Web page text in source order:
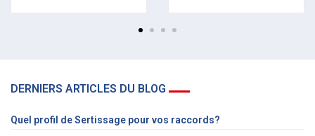
DERNIERS ARTICLES DU BLOG
Quel profil de Sertissage pour vos raccords?